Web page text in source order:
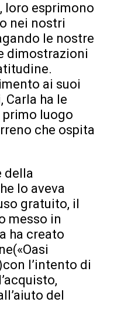
loro esprimono
nei nostri
le nostre
dimostrazioni
ai suoi
ha le
primo luogo
che ospita
della
lo aveva
gratuito, il
messo in
ha creato
l’intento di
del